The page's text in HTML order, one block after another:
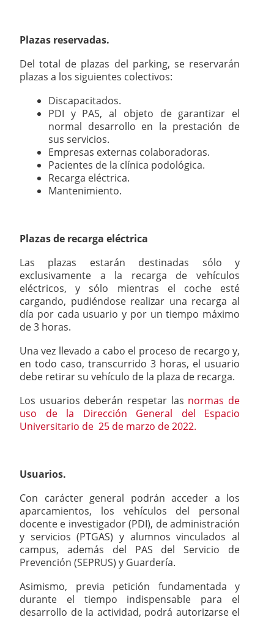
Plazas reservadas.
Del total de plazas del parking, se reservarán
plazas a los siguientes colectivos:
Discapacitados.
PDI y PAS, al objeto de garantizar el
normal desarrollo en la prestación de
sus servicios.
Empresas externas colaboradoras.
Pacientes de la clínica podológica.
Recarga eléctrica.
Mantenimiento.
Plazas de recarga eléctrica
Las plazas estarán destinadas sólo y
exclusivamente a la recarga de vehículos
eléctricos, y sólo mientras el coche esté
cargando, pudiéndose realizar una recarga al
día por cada usuario y por un tiempo máximo
de 3 horas.
Una vez llevado a cabo el proceso de recargo y,
en todo caso, transcurrido 3 horas, el usuario
debe retirar su vehículo de la plaza de recarga.
Los usuarios deberán respetar las normas de
uso de la Dirección General del Espacio
Universitario de 25 de marzo de 2022.
Usuarios.
Con carácter general podrán acceder a los
aparcamientos, los vehículos del personal
docente e investigador (PDI), de administración
y servicios (PTGAS) y alumnos vinculados al
campus, además del PAS del Servicio de
Prevención (SEPRUS) y Guardería.
Asimismo, previa petición fundamentada y
durante el tiempo indispensable para el
desarrollo de la actividad, podrá autorizarse el